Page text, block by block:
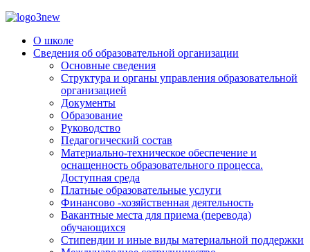
О школе
Сведения об образовательной организации
Основные сведения
Структура и органы управления образовательной
организацией
Документы
Образование
Руководство
Педагогический состав
Материально-техническое обеспечение и
оснащенность образовательного процесса.
Доступная среда
Платные образовательные услуги
Финансово -хозяйственная деятельность
Вакантные места для приема (перевода)
обучающихся
Стипендии и иные виды материальной поддержки